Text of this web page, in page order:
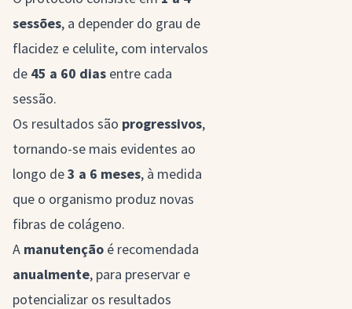
sessões, a depender do grau de
flacidez e celulite, com intervalos
de 45 a 60 dias entre cada
sessão.
Os resultados são progressivos,
tornando-se mais evidentes ao
longo de3 a 6 meses, à medida
que o organismo produz novas
fibras de colágeno.
A manutenção é recomendada
anualmente, para preservar e
potencializar os resultados